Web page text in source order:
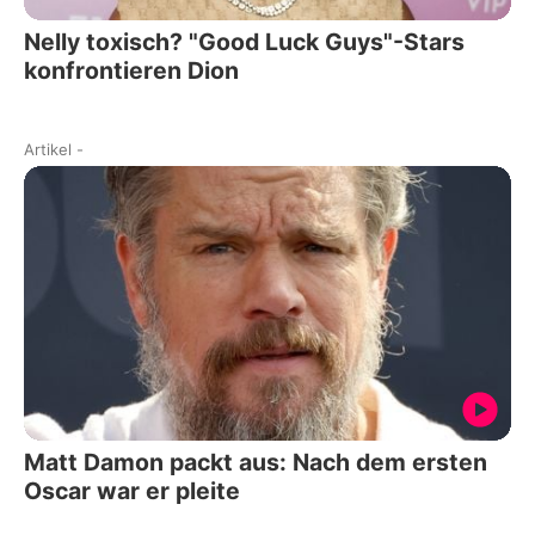
Nelly toxisch? "Good Luck Guys"-Stars
konfrontieren Dion
Artikel -
Matt Damon packt aus: Nach dem ersten
Oscar war er pleite